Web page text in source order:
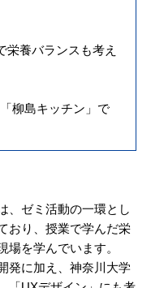
栄養バランスも考え
柳島キッチン」で
、ゼミ活動の一環とし
おり、授業で学んだ栄
を学んでいます。
発に加え、神奈川大学